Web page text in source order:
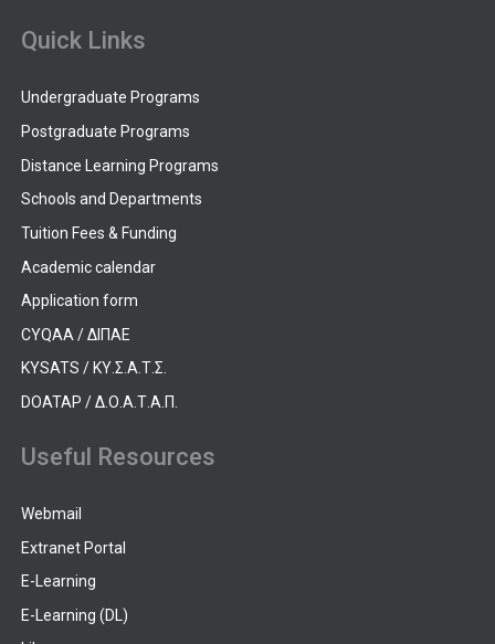
Quick Links
Undergraduate Programs
Postgraduate Programs
Distance Learning Programs
Schools and Departments
Tuition Fees & Funding
Academic calendar
Application form
CYQAA / ΔΙΠΑΕ
KYSATS / ΚΥ.Σ.Α.Τ.Σ.
DOATAP / Δ.Ο.Α.Τ.Α.Π.
Useful Resources
Webmail
Extranet Portal
E-Learning
E-Learning (DL)